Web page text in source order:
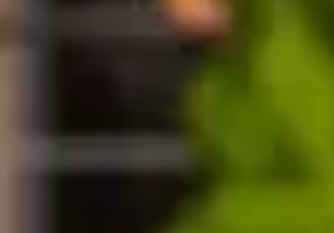
异者的升读奖学金
程、国际大一课程或硕士预科课程）并
金如何运作？
在国际学习中心预科课程结束时取得的